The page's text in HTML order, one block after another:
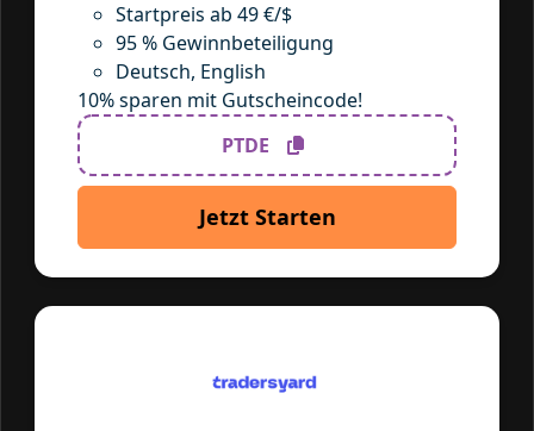
Startpreis ab 49 €/$
95 % Gewinnbeteiligung
Deutsch, English
10% sparen mit Gutscheincode!
PTDE
Jetzt Starten